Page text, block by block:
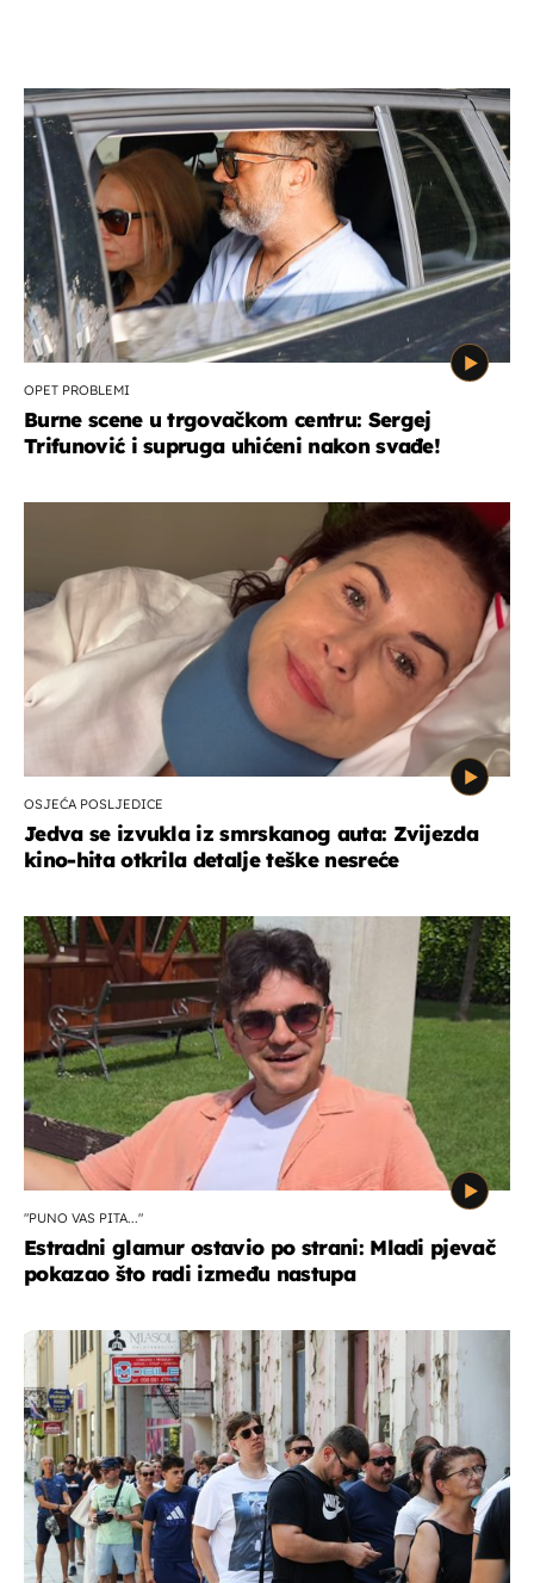
OPET PROBLEMI
Burne scene u trgovačkom centru: Sergej
Trifunović i supruga uhićeni nakon svađe!
OSJEĆA POSLJEDICE
Jedva se izvukla iz smrskanog auta: Zvijezda
kino-hita otkrila detalje teške nesreće
"PUNO VAS PITA..."
Estradni glamur ostavio po strani: Mladi pjevač
pokazao što radi između nastupa